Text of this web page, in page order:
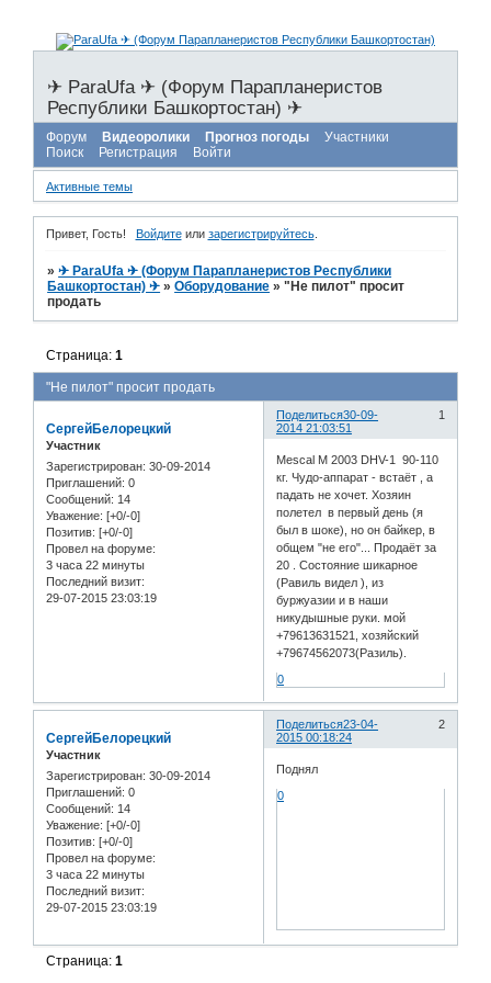
✈ ParaUfa ✈ (Форум Парапланеристов
Республики Башкортостан) ✈
Форум Видеоролики Прогноз погоды
Участники
Поиск
Регистрация Войти
Активные темы
Привет, Гость! Войдитеили зарегистрируйтесь.
»✈ ParaUfa ✈ (Форум Парапланеристов Республики
Башкортостан) ✈ »Оборудование »"Не пилот" просит
продать
"Не пилот" просит продать
Страница:1
Поделиться 1
30-09-
2014 21:03:51
СергейБелорецкий
Участник
Зарегистрирован: 30-09-2014
Приглашений: 0
Сообщений: 14
Уважение: [+0/-0]
Позитив: [+0/-0]
Провел на форуме:
3 часа 22 минуты
Последний визит:
29-07-2015 23:03:19
Mescal M 2003 DHV-1 90-110
кг. Чудо-аппарат - встаёт , а
падать не хочет. Хозяин
полетел в первый день (я
был в шоке), но он байкер, в
общем "не его"... Продаёт за
20 . Состояние шикарное
(Равиль видел ), из
буржуазии и в наши
никудышные руки. мой
+79613631521, хозяйский
+79674562073(Разиль).
0
Поделиться 2
23-04-
2015 00:18:24
СергейБелорецкий
Участник
Зарегистрирован: 30-09-2014
Приглашений: 0
Сообщений: 14
Уважение: [+0/-0]
Позитив: [+0/-0]
Провел на форуме:
3 часа 22 минуты
Последний визит:
29-07-2015 23:03:19
Поднял
0
Страница:1